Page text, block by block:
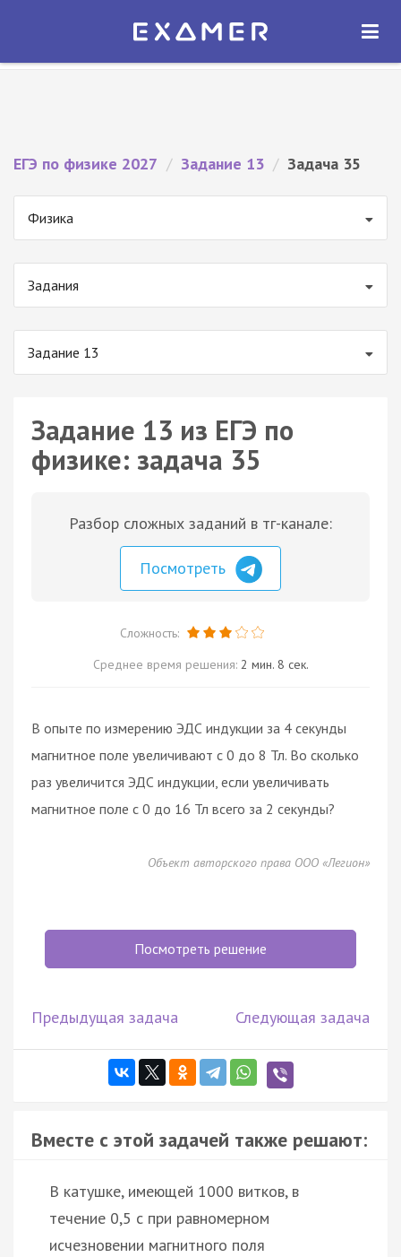
Экзамер — ЕГЭ 2027
ОТКРЫТЬ
ЕГЭ по физике 2027 / Задание 13 / Задача 35
Физика
Задания
Задание 13
Задание 13 из ЕГЭ по
физике: задача 35
Разбор сложных заданий в тг-канале:
Посмотреть
Сложность:
Среднее время решения: 2 мин. 8 сек.
В опыте по измерению ЭДС индукции за 4 секунды
магнитное поле увеличивают с 0 до 8 Тл. Во сколько
раз увеличится ЭДС индукции, если увеличивать
магнитное поле с 0 до 16 Тл всего за 2 секунды?
Объект авторского права ООО «Легион»
Посмотреть решение
Предыдущая задача Следующая задача
Вместе с этой задачей также решают:
В катушке, имеющей 1000 витков, в
течение 0,5 с при равномерном
исчезновении магнитного поля